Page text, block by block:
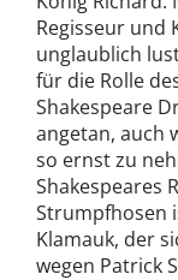
Regisseur und
unglaublich
für die Rolle
Shakespeare
angetan, auch
so ernst zu
Shakespeares
Strumpfhosen
Klamauk, der
wegen Patrick